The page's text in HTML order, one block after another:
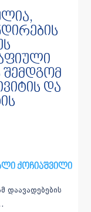
შემდგომ
და
ქოჩიაშვილი
დაავადებების